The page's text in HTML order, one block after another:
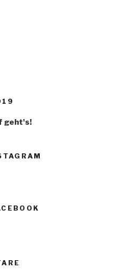
geht's!